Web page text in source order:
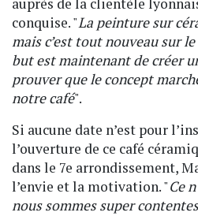
auprès de la clientèle
conquise. "La peinture sur
mais c’est tout nouveau sur
but est maintenant de créer
prouver que le concept
notre café".
Si aucune date n’est pour
l’ouverture de ce café
dans le 7e arrondissement,
l’envie et la motivation. "Ce
nous sommes super contentes